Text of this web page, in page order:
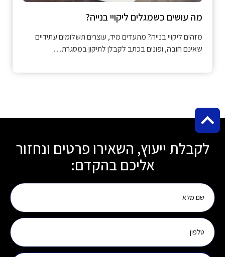
מה עושים כשמגלים ליקויי בנייה?
מזהים ליקויי בנייה? מתעדים מיד, עוצרים תשלומים עתידיים
שאינם חובה, ופונים בכתב לקבלן לתיקון במסגרת…
ייעוץ, השאירו פרטים ונחזור
אליכם בהקדם: